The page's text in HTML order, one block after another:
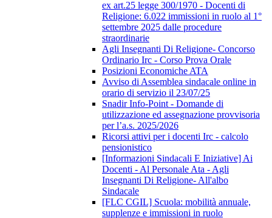
ex art.25 legge 300/1970 - Docenti di
Religione: 6.022 immissioni in ruolo al 1°
settembre 2025 dalle procedure
straordinarie
Agli Insegnanti Di Religione- Concorso
Ordinario Irc - Corso Prova Orale
Posizioni Economiche ATA
Avviso di Assemblea sindacale online in
orario di servizio il 23/07/25
Snadir Info-Point - Domande di
utilizzazione ed assegnazione provvisoria
per l’a.s. 2025/2026
Ricorsi attivi per i docenti Irc - calcolo
pensionistico
[Informazioni Sindacali E Iniziative] Ai
Docenti - Al Personale Ata - Agli
Insegnanti Di Religione- All'albo
Sindacale
[FLC CGIL] Scuola: mobilità annuale,
supplenze e immissioni in ruolo